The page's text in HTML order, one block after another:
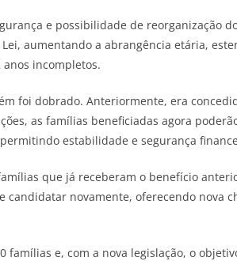
e possibilidade de reorganização
aumentando a abrangência etária,
incompletos.
foi dobrado. Anteriormente, era
as famílias beneficiadas agora
estabilidade e segurança
que já receberam o benefício
novamente, oferecendo nova
famílias e, com a nova legislação, o